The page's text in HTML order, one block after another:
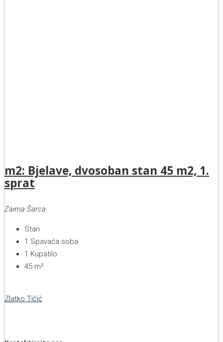
m2: Bjelave, dvosoban stan 45 m2, 1.
sprat
Zaima Šarca
Stan
1 Spavaća soba
1 Kupatilo
45 m²
Zlatko Tičić